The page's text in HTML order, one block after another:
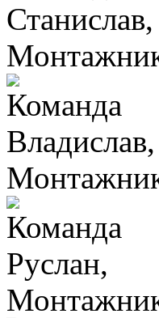
Станислав,
Владислав,
Руслан,